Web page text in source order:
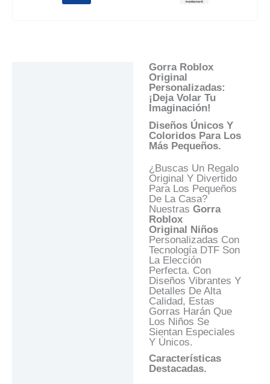
Gorra Roblox
Original
Personalizadas:
¡Deja Volar Tu
Imaginación!
Diseños Únicos Y
Coloridos Para Los
Más Pequeños.
¿Buscas Un Regalo
Original Y Divertido
Para Los Pequeños
De La Casa?
Nuestras Gorra
Roblox
Original Niños
Personalizadas Con
Tecnología DTF Son
La Elección
Perfecta. Con
Diseños Vibrantes Y
Detalles De Alta
Calidad, Estas
Gorras Harán Que
Los Niños Se
Sientan Especiales
Y Únicos.
Características
Destacadas.